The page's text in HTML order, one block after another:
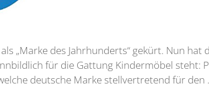
„Marke des Jahrhunderts“ gekürt. Nun hat
für die Gattung Kindermöbel steht:
deutsche Marke stellvertretend für den